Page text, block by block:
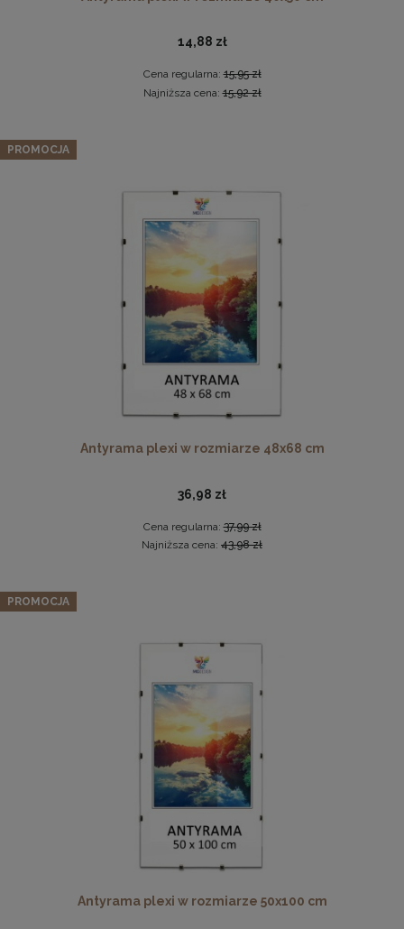
10,19 zł
DO KOSZYKA
DO KOSZYKA
Zestaw 5 szt. ramek na zdjęcia 40 x 40 cm
303,99 zł
Cena regularna:319,99 zł
Najniższa cena:
DO KOSZYKA
Panel ścienny 90 x 15 cm tapicerowany 3D Wezgłowie w
22,99 zł
Cena regularna:
Najniższa cena:
26,99 zł
DO KOSZYKA
14,88 zł
Cena regularna:15,95 zł
Najniższa cena:15,92 zł
Antyrama plexi w rozmiarze 48x68 cm
36,98 zł
Cena regularna:37,99 zł
Najniższa cena: 43,98 zł
PROMOCJA
Antyrama plexi w rozmiarze 50x100 cm
PROMOCJA